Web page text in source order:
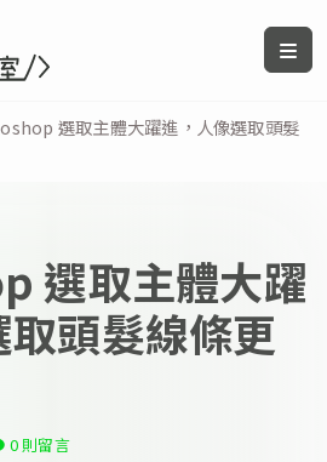
選取主體大躍進，人像選取頭髮
0 則留言
選取主體大躍
頭髮線條更